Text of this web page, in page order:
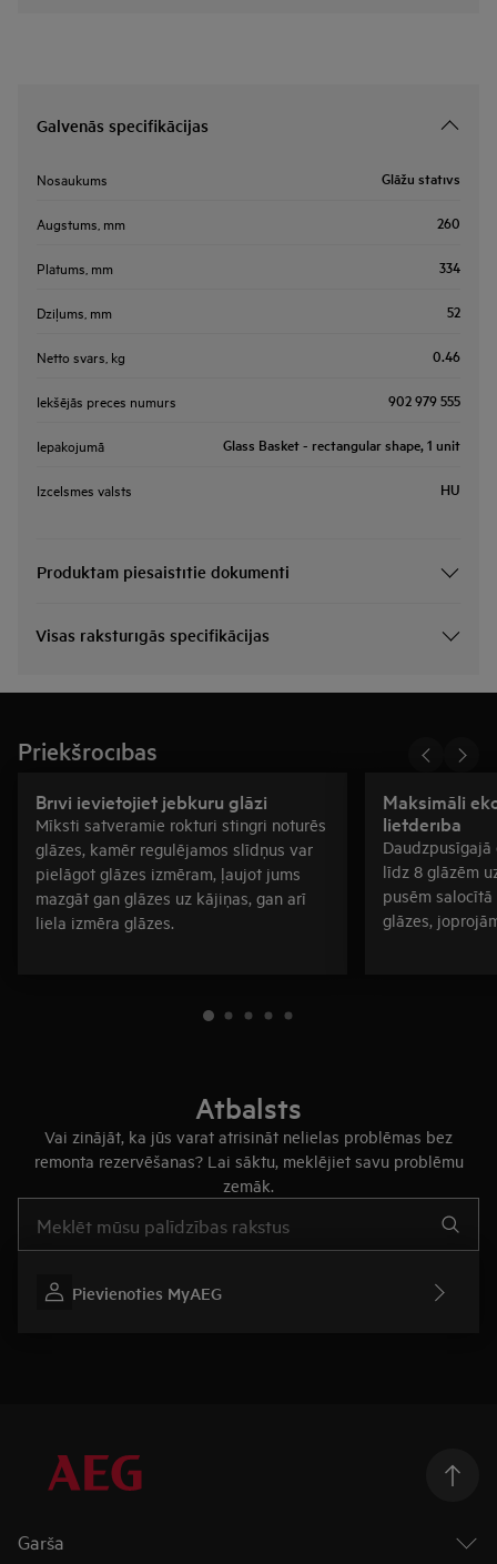
Galvenās specifikācijas
Nosaukums Glāžu statīvs
Augstums, mm 260
Platums, mm 334
Dziļums, mm 52
Netto svars, kg 0.46
Iekšējās preces numurs 902 979 555
Iepakojumā Glass Basket - rectangular shape, 1 unit
Izcelsmes valsts HU
Produktam piesaistītie dokumenti
Visas raksturīgās specifikācijas
Priekšrocības
Brīvi ievietojiet jebkuru glāzi
Mīksti satveramie rokturi stingri noturēs
glāzes, kamēr regulējamos slīdņus var
pielāgot glāzes izmēram, ļaujot jums
mazgāt gan glāzes uz kājiņas, gan arī
liela izmēra glāzes.
Maksimāli
lietderība
līdz 8 glāzēm
pusēm
glāzes,
Atbalsts
Vai zinājāt, ka jūs varat atrisināt nelielas problēmas bez
remonta rezervēšanas? Lai sāktu, meklējiet savu problēmu
zemāk.
Pievienoties MyAEG
Garša